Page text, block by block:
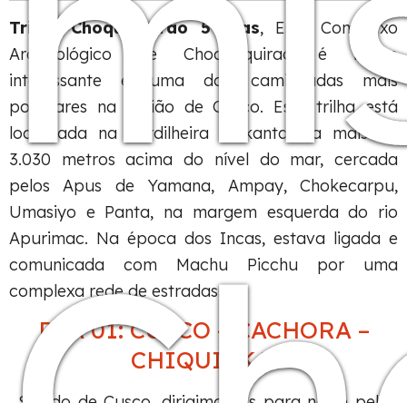
Trilha Choquequirao 5 dias, Este Complexo
Arqueológico de Choquequirao é muito
interessante e uma das caminhadas mais
populares na região de Cusco. Esta trilha está
localizada na cordilheira Salkantay, a mais de
3.030 metros acima do nível do mar, cercada
pelos Apus de Yamana, Ampay, Chokecarpu,
Umasiyo e Panta, na margem esquerda do rio
Apurimac. Na época dos Incas, estava ligada e
comunicada com Machu Picchu por uma
complexa rede de estradas.
DIA 01: CUSCO – CACHORA –
CHIQUISKA: